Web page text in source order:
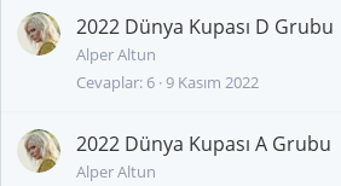
2022 Dünya Kupası D Grubu
Alper Altun
Cevaplar 6 9 Kasım 2022
2022 Dünya Kupası A Grubu
Alper Altun